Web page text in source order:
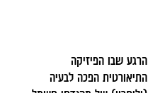
הרגע שבו הפיזיקה
התיאורטית הפכה לבעיה